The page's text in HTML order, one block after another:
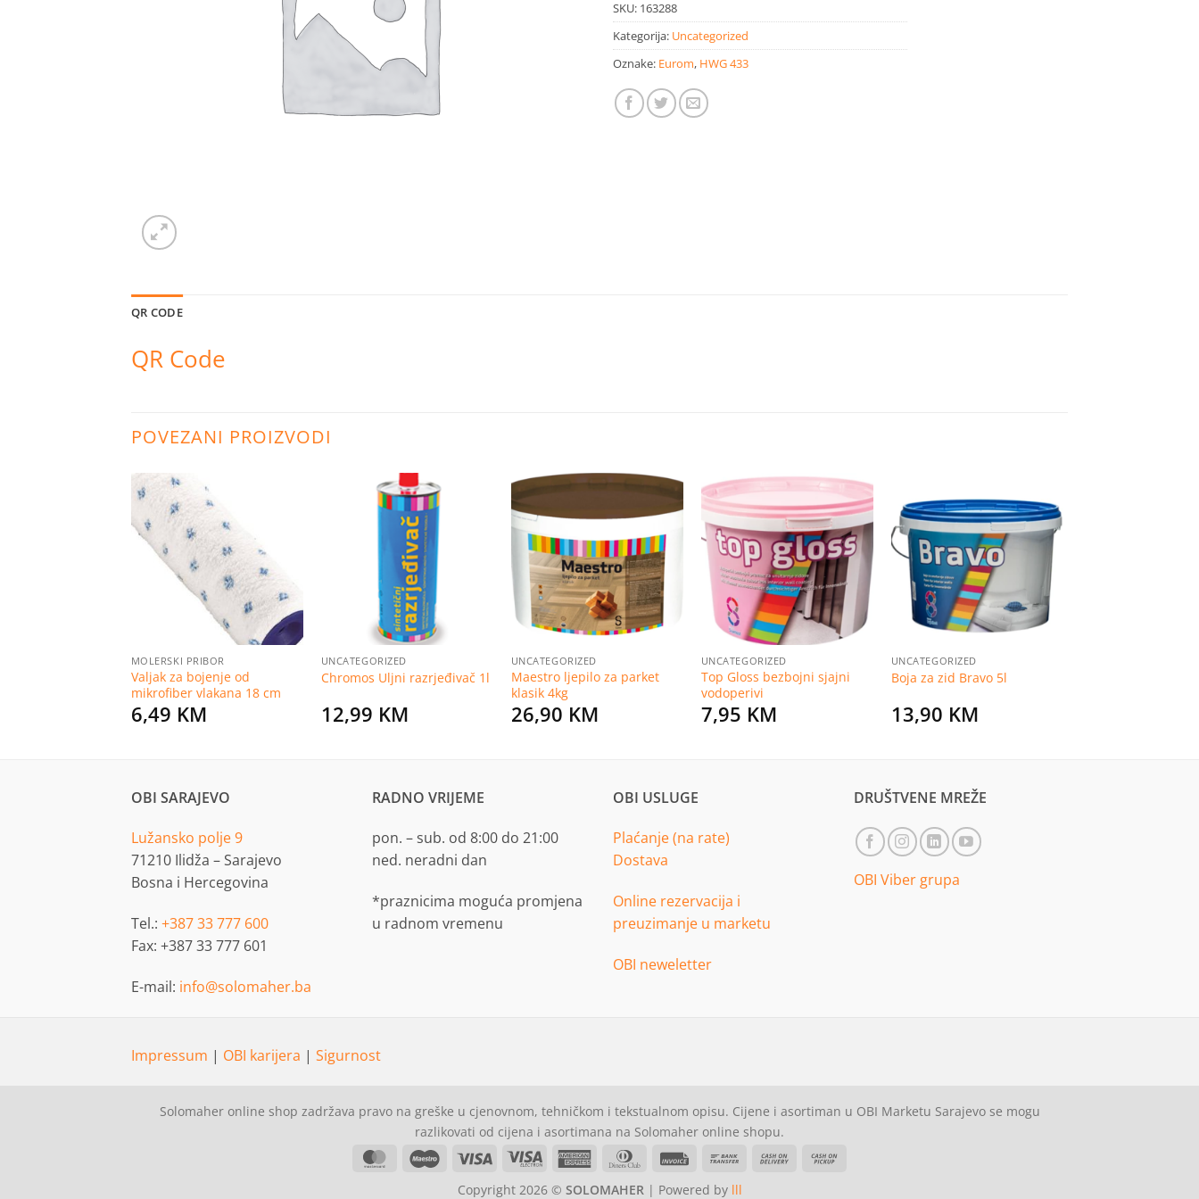
SKU: 163288
Kategorija: Uncategorized
Oznake: Eurom, HWG 433
QR CODE
QR Code
POVEZANI PROIZVODI
želja
MOLERSKI PRIBOR
Valjak za bojenje od
mikrofiber vlakana 18 cm
6,49 KM
UNCATEGORIZED
Chromos Uljni razrjeđivač 1l
12,99 KM
Dodaj
na
listu
želja
UNCATEGORIZED
Maestro ljepilo za parket
klasik 4kg
26,90 KM
Dodaj
na
listu
želja
UNCATEGORIZED
Top Gloss bezbojni sjajni
vodoperivi
7,95 KM
Dodaj
na
UNCATEGORIZED
Boja za zid Bravo 5l
13,90 KM
OBI SARAJEVO
Lužansko polje 9
71210 Ilidža – Sarajevo
Bosna i Hercegovina
Tel.: +387 33 777 600
Fax: +387 33 777 601
E-mail: info@solomaher.ba
RADNO VRIJEME
pon. – sub. od 8:00 do 21:00
ned. neradni dan
*praznicima moguća promjena
u radnom vremenu
OBI USLUGE
Plaćanje (na rate)
Dostava
Online rezervacija i
preuzimanje u marketu
OBI neweletter
DRUŠTVENE MREŽE
OBI Viber grupa
Impressum | OBI karijera | Sigurnost
Solomaher online shop zadržava pravo na greške u cjenovnom, tehničkom i tekstualnom opisu. Cijene i asortiman u OBI Marketu Sarajevo se mogu
razlikovati od cijena i asortimana na Solomaher online shopu.
MasterCardMaestro Visa
Visa
American Dinners
Invoice
Bank
Cash
Copyright 2026 © SOLOMAHER| Powered by lll